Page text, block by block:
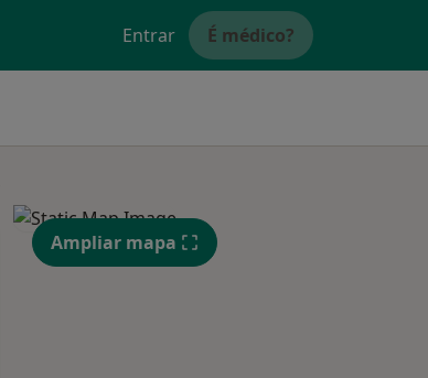
Entrar É médico?
Segunda-feira Ter, Qua
12 Ago
Ampliar mapa